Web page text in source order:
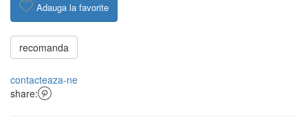
Adauga la favorite
recomanda
contacteaza-ne
share: